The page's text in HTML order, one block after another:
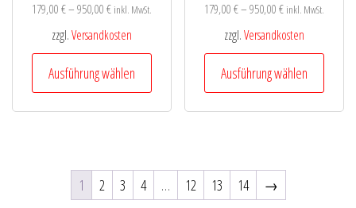
179,00€–950,00€ inkl. MwSt.
zzgl.Versandkosten
Ausführung wählen
Dieses
auf.
Die
179,00€–950,00€ inkl. MwSt.
zzgl.Versandkosten
Ausführung wählen
Dieses
1 2 3 4 … 12 13 14 →